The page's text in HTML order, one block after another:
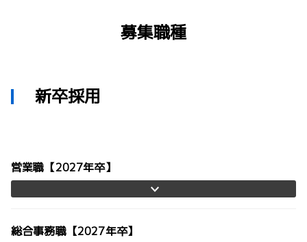
募集職種
新卒採用
営業職【2027年卒】
総合事務職【2027年卒】